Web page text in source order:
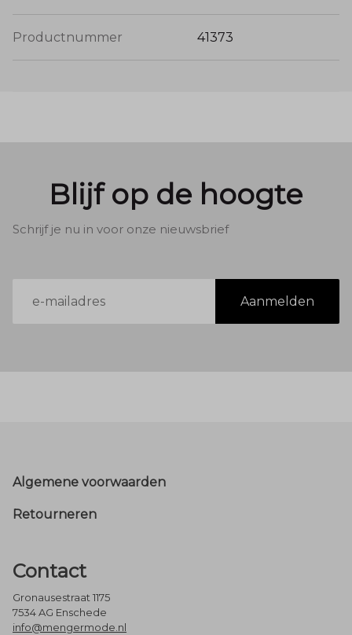
Productnummer 41373
Blijf op de hoogte
Schrijf je nu in voor onze nieuwsbrief
mailadres
Aanmelden
Footer
Algemene voorwaarden
Retourneren
Contact
Gronausestraat 1175
7534 AG Enschede
info@mengermode.nl